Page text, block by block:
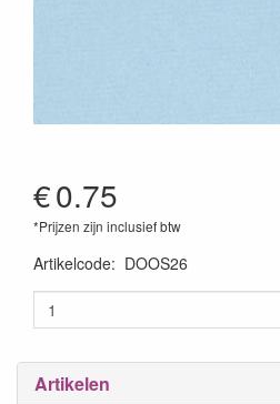
€0.75
*Prijzen zijn inclusief btw
Artikelcode: DOOS26
Artikelen